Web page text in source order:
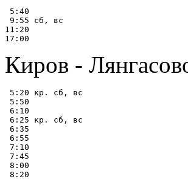
5:40
9:55 сб, вс
11:20
Киров -
5:20 кр. сб, вс
5:50
6:10
6:25 кр. сб, вс
6:35
6:55
7:10
7:45
8:00
8:20